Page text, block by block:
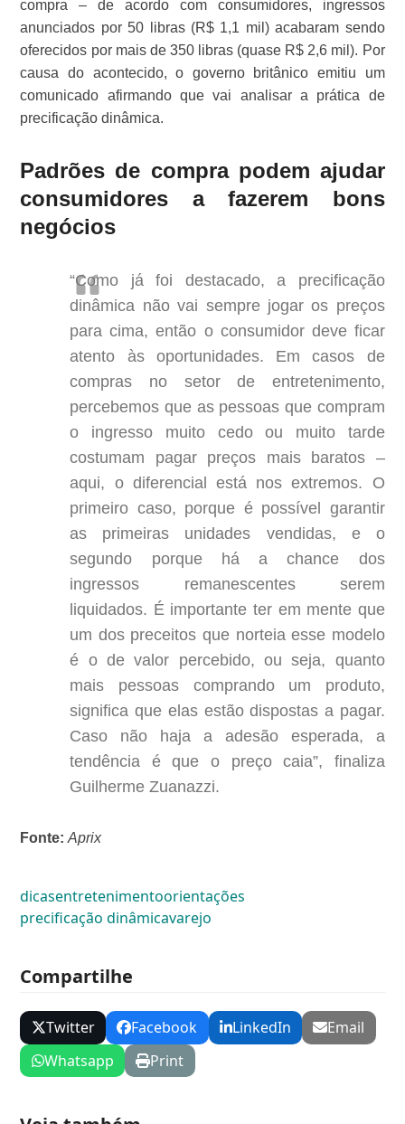
compra – de acordo com consumidores, ingressos
anunciados por 50 libras (R$ 1,1 mil) acabaram sendo
oferecidos por mais de 350 libras (quase R$ 2,6 mil). Por
causa do acontecido, o governo britânico emitiu um
comunicado afirmando que vai analisar a prática de
precificação dinâmica.
Padrões de compra podem ajudar
consumidores a fazerem bons
negócios
“Como já foi destacado, a precificação
dinâmica não vai sempre jogar os preços
para cima, então o consumidor deve ficar
atento às oportunidades. Em casos de
compras no setor de entretenimento,
percebemos que as pessoas que compram
o ingresso muito cedo ou muito tarde
costumam pagar preços mais baratos –
aqui, o diferencial está nos extremos. O
primeiro caso, porque é possível garantir
as primeiras unidades vendidas, e o
segundo porque há a chance dos
ingressos remanescentes serem
liquidados. É importante ter em mente que
um dos preceitos que norteia esse modelo
é o de valor percebido, ou seja, quanto
mais pessoas comprando um produto,
significa que elas estão dispostas a pagar.
Caso não haja a adesão esperada, a
tendência é que o preço caia”, finaliza
Guilherme Zuanazzi.
Fonte:Aprix
dicasentretenimentoorientações
precificação dinâmicavarejo
Compartilhe
Twitter Facebook LinkedIn
Email
Whatsapp
Print